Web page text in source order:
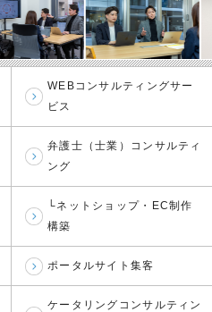
WEBコンサルティングサー
ビス
弁護士（士業）コンサルティ
ング
└ネットショップ・EC制作
構築
ポータルサイト集客
ケータリングコンサルティン